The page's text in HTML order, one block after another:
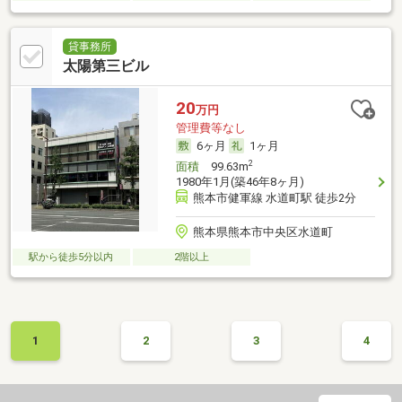
貸事務所
太陽第三ビル
20万円
管理費等なし
6ヶ月
1ヶ月
面積99.63m2
1980年1月(築46年8ヶ月)
熊本市健軍線 水道町駅 徒歩2分
熊本県熊本市中央区水道町
駅から徒歩5分以内 2階以上
1 2 3 4